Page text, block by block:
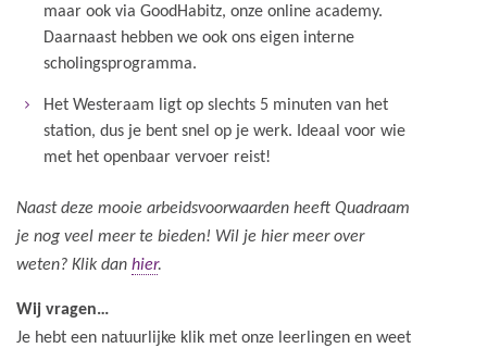
maar ook via GoodHabitz, onze online academy.
Daarnaast hebben we ook ons eigen interne
scholingsprogramma.
Het Westeraam ligt op slechts 5 minuten van het
station, dus je bent snel op je werk. Ideaal voor wie
met het openbaar vervoer reist!
Naast deze mooie arbeidsvoorwaarden heeft Quadraam
je nog veel meer te bieden! Wil je hier meer over
weten? Klik dan hier.
Wij vragen…
Je hebt een natuurlijke klik met onze leerlingen en weet